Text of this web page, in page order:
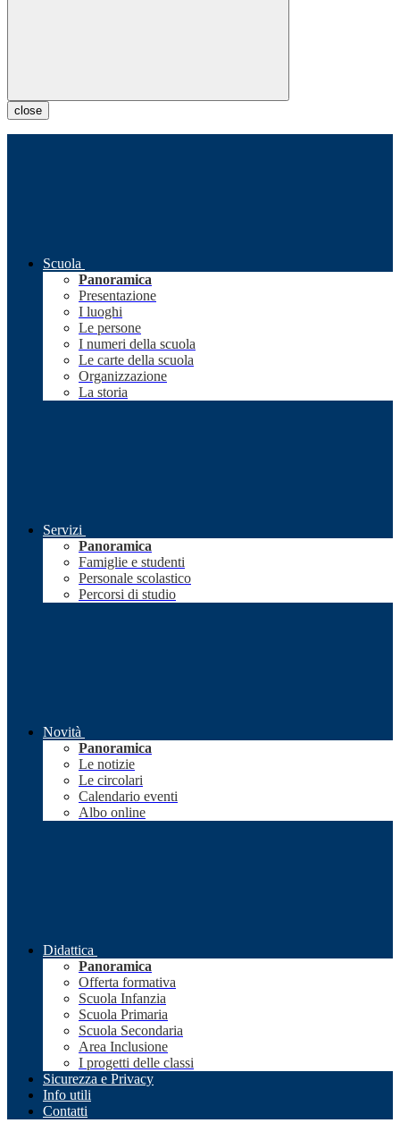
close
Scuola
Panoramica
Presentazione
I luoghi
Le persone
I numeri della scuola
Le carte della scuola
Organizzazione
La storia
Servizi
Panoramica
Famiglie e studenti
Personale scolastico
Percorsi di studio
Novità
Panoramica
Le notizie
Le circolari
Calendario eventi
Albo online
Didattica
Panoramica
Offerta formativa
Scuola Infanzia
Scuola Primaria
Scuola Secondaria
Area Inclusione
I progetti delle classi
Sicurezza e Privacy
Info utili
Contatti